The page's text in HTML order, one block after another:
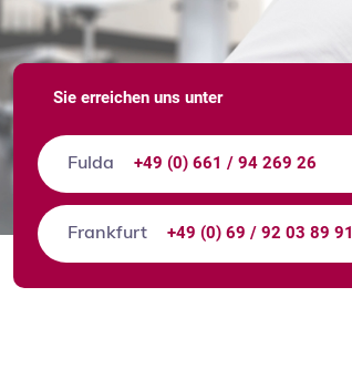
Sie erreichen uns unter
Fulda +49 (0) 661 / 94 269 26
Frankfurt +49 (0) 69 / 92 03 89 91